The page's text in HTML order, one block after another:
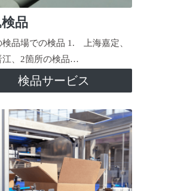
品
検品場での検品 1. 上海嘉定、
江、2箇所の検品…
検品サービス